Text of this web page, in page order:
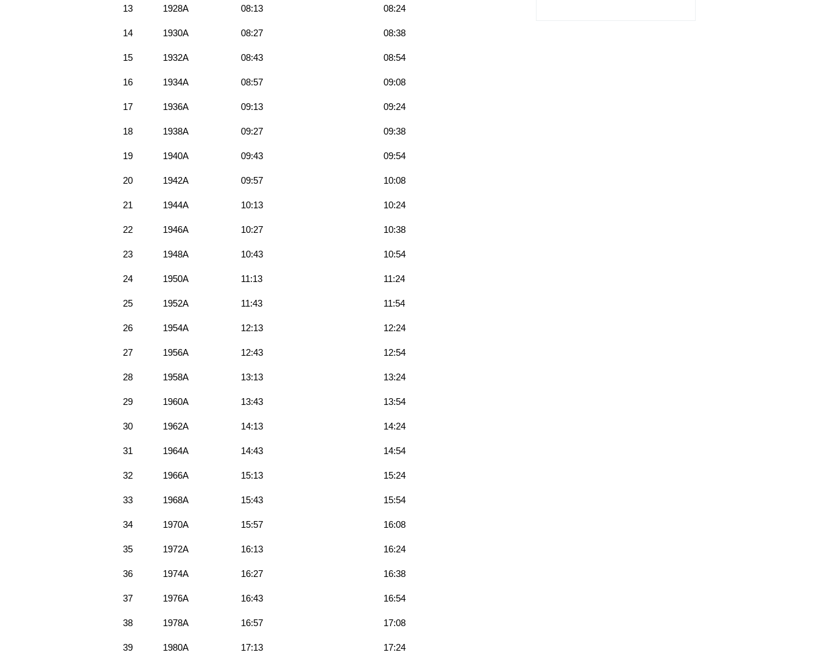
13 1928A 08:13 08:24
14 1930A 08:27 08:38
15 1932A 08:43 08:54
16 1934A 08:57 09:08
17 1936A 09:13 09:24
18 1938A 09:27 09:38
19 1940A 09:43 09:54
20 1942A 09:57 10:08
21 1944A 10:13 10:24
22 1946A 10:27 10:38
23 1948A 10:43 10:54
24 1950A 11:13 11:24
25 1952A 11:43 11:54
26 1954A 12:13 12:24
27 1956A 12:43 12:54
28 1958A 13:13 13:24
29 1960A 13:43 13:54
30 1962A 14:13 14:24
31 1964A 14:43 14:54
32 1966A 15:13 15:24
33 1968A 15:43 15:54
34 1970A 15:57 16:08
35 1972A 16:13 16:24
36 1974A 16:27 16:38
37 1976A 16:43 16:54
38 1978A 16:57 17:08
39 1980A 17:13 17:24